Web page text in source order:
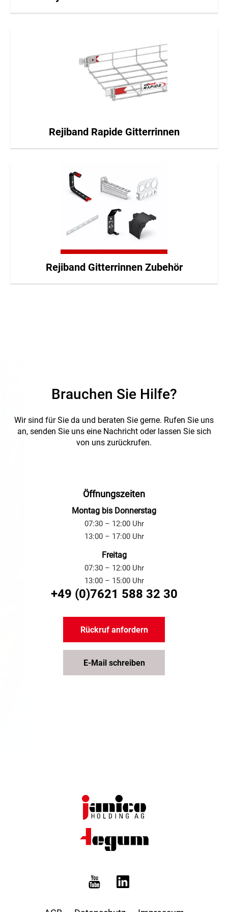
Rejiband Rapide Gitterrinnen
Rejiband Gitterrinnen Zubehör
Brauchen Sie Hilfe?
Wir sind für Sie da und beraten Sie gerne. Rufen Sie uns
an, senden Sie uns eine Nachricht oder lassen Sie sich
von uns zurückrufen.
Öffnungszeiten
Montag bis Donnerstag
07:30 – 12:00 Uhr
13:00 – 17:00 Uhr
Freitag
07:30 – 12:00 Uhr
13:00 – 15:00 Uhr
+49 (0)7621 588 32 30
Rückruf anfordern
E-Mail schreiben